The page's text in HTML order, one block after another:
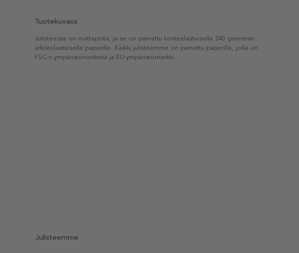
Tuotekuvaus
Julisteessa on mattapinta, ja se on painettu korkealaatuiselle 240 gramman
arkistolaatuiselle paperille. Kaikki julisteemme on painettu paperille, jolla on
FSC:n ympäristömerkintä ja EU-ympäristömerkki.
Julisteemme